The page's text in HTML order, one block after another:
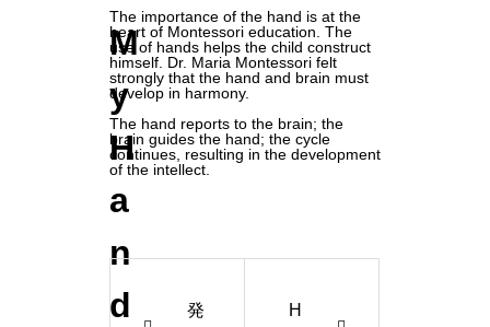
M
y
H
a
n
d
The importance of the hand is at the
heart of Montessori education. The
use of hands helps the child construct
himself. Dr. Maria Montessori felt
strongly that the hand and brain must
develop in harmony.
The hand reports to the brain; the
brain guides the hand; the cycle
continues, resulting in the development
of the intellect.
発
H